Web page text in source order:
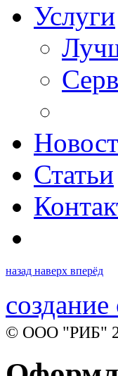
Услуги
Статьи
назад наверх вперёд
© ООО "РИБ"